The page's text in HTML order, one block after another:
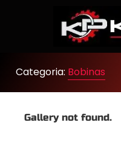
Categoria: Bobinas
Gallery not found.